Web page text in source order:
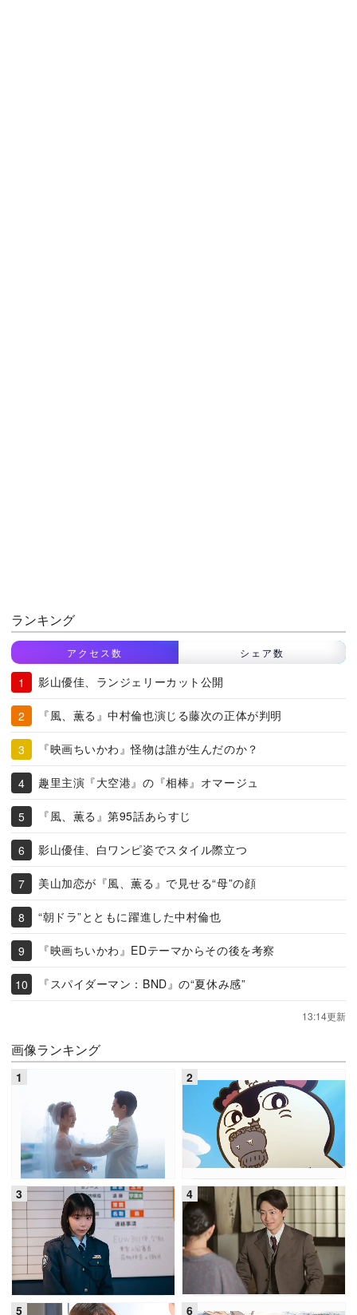
ランキング
アクセス数 シェア数
影山優佳、ランジェリーカット公開
『風、薫る』中村倫也演じる藤次の正体が判明
『映画ちいかわ』怪物は誰が生んだのか？
趣里主演『大空港』の『相棒』オマージュ
『風、薫る』第95話あらすじ
影山優佳、白ワンピ姿でスタイル際立つ
美山加恋が『風、薫る』で見せる“母”の顔
“朝ドラ”とともに躍進した中村倫也
『映画ちいかわ』EDテーマからその後を考察
『スパイダーマン：BND』の“夏休み感”
13:14更新
画像ランキング